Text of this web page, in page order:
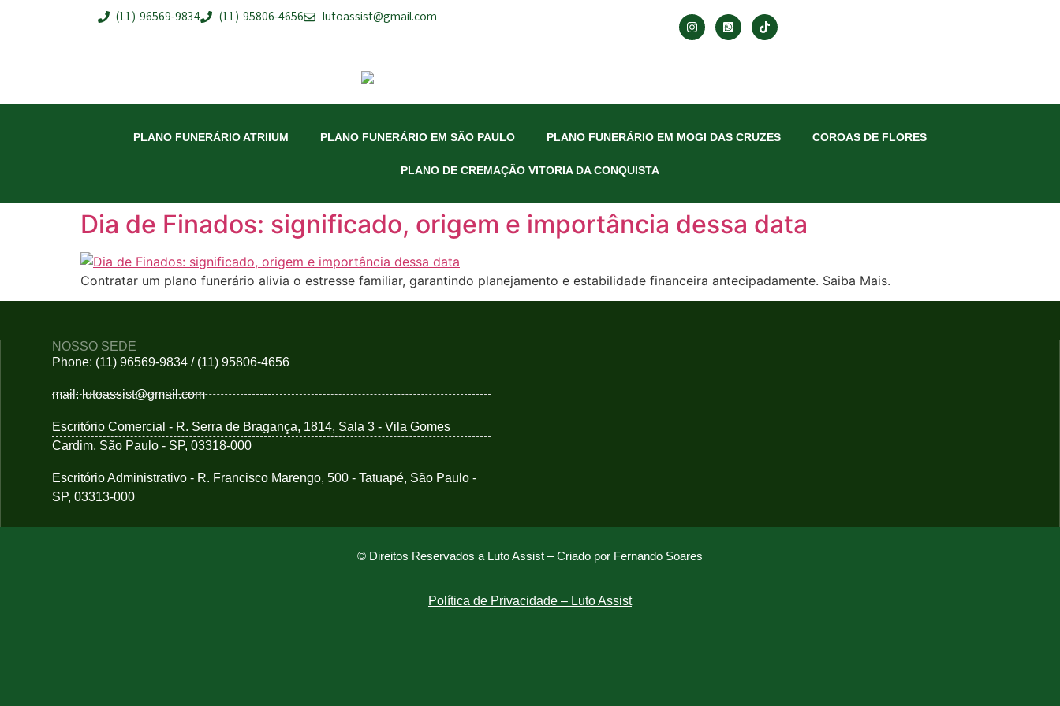
(11) 96569-9834 (11) 95806-4656 lutoassist@gmail.com
PLANO FUNERÁRIO ATRIIUM PLANO FUNERÁRIO EM SÃO PAULO PLANO FUNERÁRIO EM MOGI DAS CRUZES COROAS DE FLORES
PLANO DE CREMAÇÃO VITORIA DA CONQUISTA
Dia de Finados: significado, origem e importância dessa data
Contratar um plano funerário alivia o estresse familiar, garantindo planejamento e estabilidade financeira antecipadamente. Saiba Mais.
NOSSO SEDE
Phone: (11) 96569-9834 / (11) 95806-4656
mail: lutoassist@gmail.com
Escritório Comercial - R. Serra de Bragança, 1814, Sala 3 - Vila Gomes
Cardim, São Paulo - SP, 03318-000
Escritório Administrativo - R. Francisco Marengo, 500 - Tatuapé, São Paulo -
SP, 03313-000
© Direitos Reservados a Luto Assist –Criado por Fernando Soares
Política de Privacidade – Luto Assist